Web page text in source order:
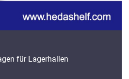
für Lagerhallen